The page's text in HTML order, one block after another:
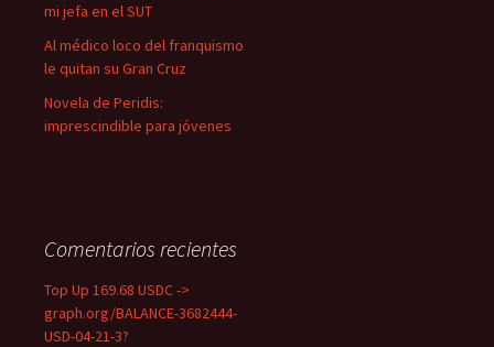
mi jefa en el SUT
Al médico loco del franquismo
le quitan su Gran Cruz
Novela de Peridis:
imprescindible para jóvenes
Comentarios recientes
Top Up 169.68 USDC ->
graph.org/BALANCE-3682444-
USD-04-21-3?